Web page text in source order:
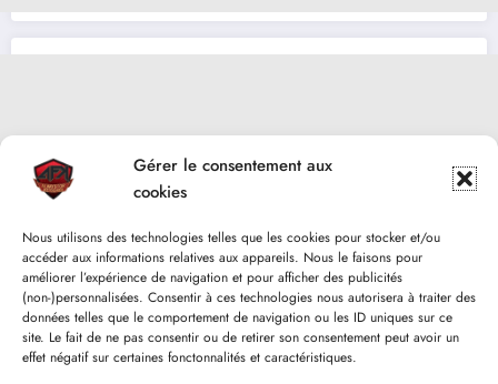
Gérer le consentement aux
cookies
Nous utilisons des technologies telles que les cookies pour stocker et/ou
accéder aux informations relatives aux appareils. Nous le faisons pour
améliorer l’expérience de navigation et pour afficher des publicités
(non-)personnalisées. Consentir à ces technologies nous autorisera à traiter des
données telles que le comportement de navigation ou les ID uniques sur ce
site. Le fait de ne pas consentir ou de retirer son consentement peut avoir un
effet négatif sur certaines fonctonnalités et caractéristiques.